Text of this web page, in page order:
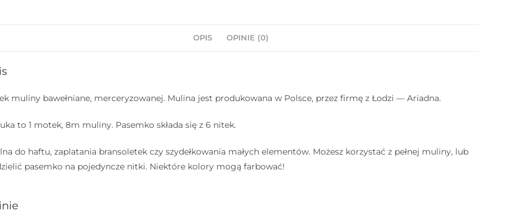
OPIS OPINIE (0)
muliny bawełniane, merceryzowanej. Mulina jest produkowana w Polsce, przez firmę z Łodzi — Ariadna.
to 1 motek, 8m muliny. Pasemko składa się z 6 nitek.
do haftu, zaplatania bransoletek czy szydełkowania małych elementów. Możesz korzystać z pełnej muliny, lub
pasemko na pojedyncze nitki. Niektóre kolory mogą farbować!